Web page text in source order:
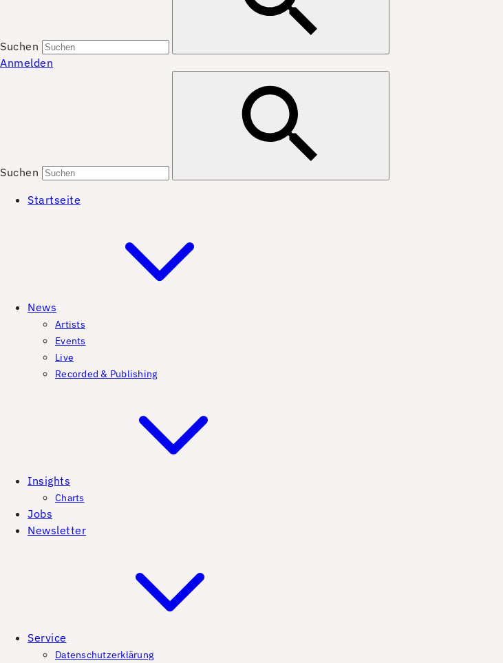
Suchen
Anmelden
Suchen
Startseite
News
Artists
Events
Live
Recorded & Publishing
Insights
Charts
Jobs
Newsletter
Service
Datenschutzerklärung